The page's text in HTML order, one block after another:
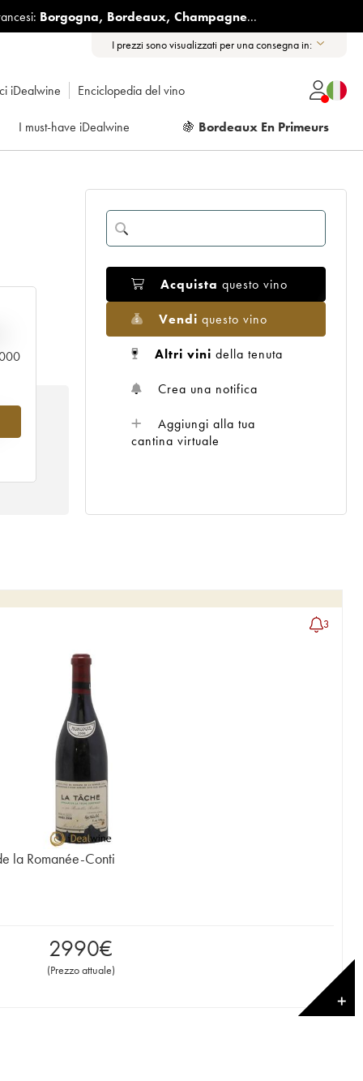
Borgogna, Bordeaux, Champagne...
I prezzi sono visualizzati per una consegna in:
iDealwine Enciclopedia del vino
I must-have iDealwine 🍇 Bordeaux En Primeurs
Acquista questo vino
Vendi questo vino
Altri vini della tenuta
Crea una notifica
Aggiungi alla tua
cantina virtuale
3
la Romanée-Conti
2990€
(Prezzo attuale)
✕